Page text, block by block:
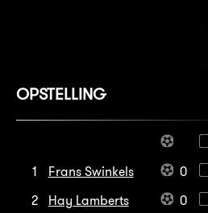
OPSTELLING
1 Frans Swinkels 0
2
Hay Lamberts 0